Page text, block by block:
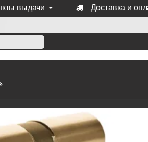
выдачи Доставка и
Venezia, Fratelli, Tupai, Extreza,